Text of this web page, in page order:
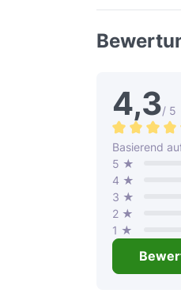
4,3/ 5
Basierend
5 ★
4 ★
3 ★
2 ★
1 ★